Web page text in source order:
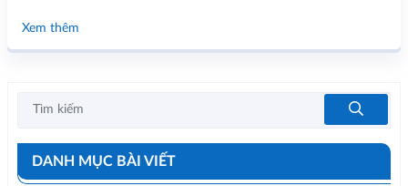
hơn cả. Hiểu được điều đó, trong bài viết này chúng tôi sẽ
hướng dẫn bạn cách tính số lượng gạch xây nhà đúng chuẩn.
Xem thêm
DANH MỤC BÀI VIẾT